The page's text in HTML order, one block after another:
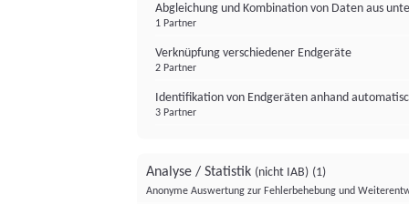
Abgleichung und Kombination von Daten aus
1 Partner
Verknüpfung verschiedener Endgeräte
2 Partner
Identifikation von Endgeräten anhand
3 Partner
Analyse / Statistik (nicht IAB) (1)
Anonyme Auswertung zur Fehlerbehebung und